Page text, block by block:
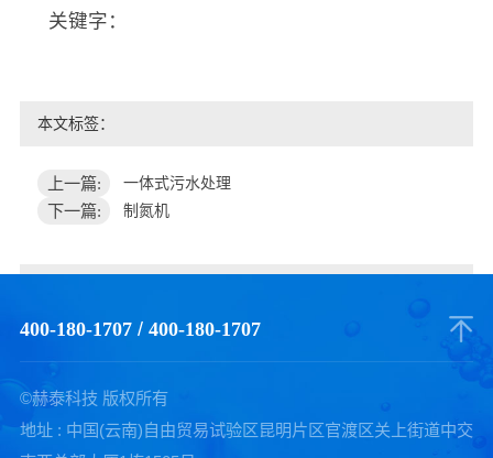
关键字：
本文标签：
上一篇: 一体式污水处理
下一篇: 制氮机
400-180-1707/ 400-180-1707
©赫泰科技 版权所有
地址 : 中国(云南)自由贸易试验区昆明片区官渡区关上街道中交